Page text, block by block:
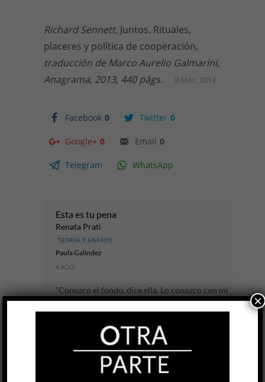
Richard Sennett, Juntos. Rituales,
placeres y política de cooperación,
traducción de Marco Aurelio Galmarini,
Anagrama, 2013, 440 págs.
Facebook 0 Twitter 0
Google+ 0 Email 0
Telegram WhatsApp
9 MAY, 2013
Esta es tu pena
Renata Prati
TEORÍA Y ENSAYO
Paula Gal​i​ndez
6 AGO
“Conozco el fondo, dice ella. Lo conozco con mi
LEER MÁS
×